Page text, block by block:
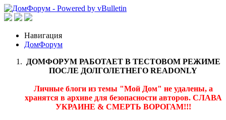
Навигация
ДомФорум
ДОМФОРУМ РАБОТАЕТ В ТЕСТОВОМ РЕЖИМЕ
ПОСЛЕ ДОЛГОЛЕТНЕГО READONLY
Личные блоги из темы "Мой Дом" не удалены, а
хранятся в архиве для безопасности авторов. СЛАВА
УКРАИНЕ & СМЕРТЬ ВОРОГАМ!!!